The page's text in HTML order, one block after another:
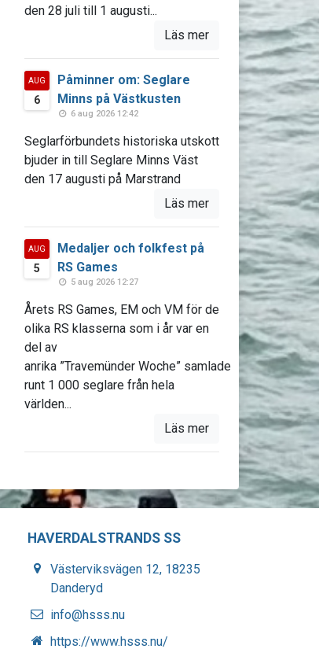
den 28 juli till 1 augusti...
Läs mer
AUG
6
Påminner om: Seglare
Minns på Västkusten
6 aug 2026 12:42
Seglarförbundets historiska utskott
bjuder in till Seglare Minns Väst
den 17 augusti på Marstrand
Läs mer
AUG
5
Medaljer och folkfest på
RS Games
5 aug 2026 12:27
Årets RS Games, EM och VM för de
olika RS klasserna som i år var en
del av
anrika ”Travemünder Woche” samlade
runt 1 000 seglare från hela
världen...
Läs mer
HAVERDALSTRANDS SS
Västerviksvägen 12, 18235
Danderyd
info@hsss.nu
https://www.hsss.nu/